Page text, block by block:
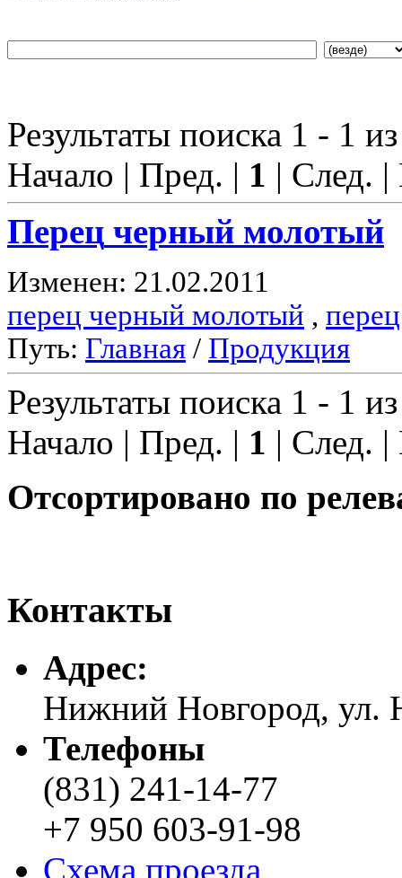
Результаты поиска 1 - 1
Начало | Пред. | 1 | След.
Перец черный молотый
Изменен: 21.02.2011
перец черный молотый , перец
Путь: Главная / Продукция
Результаты поиска 1 - 1
Начало | Пред. | 1 | След.
Отсортировано по
Контакты
Адреc:
Нижний Новгород, ул.
Телефоны
(831) 241-14-77
+7 950 603-91-98
Схема проезда